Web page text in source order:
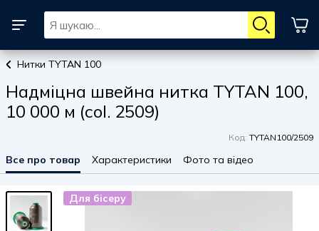
Нитки TYTAN 100
Надміцна швейна нитка TYTAN 100,
10 000 м (col. 2509)
Код: TYTAN100/2509
Все про товар Характеристики Фото та відео
Для бісеру
Для бісеру